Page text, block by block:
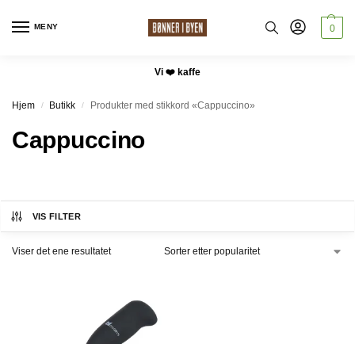
MENY 0
Vi ❤️ kaffe
Hjem / Butikk / Produkter med stikkord «Cappuccino»
Cappuccino
VIS FILTER
Viser det ene resultatet